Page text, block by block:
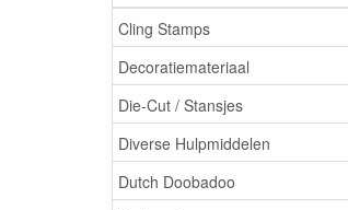
Cling Stamps
Decoratiemateriaal
Die-Cut / Stansjes
Diverse Hulpmiddelen
Dutch Doobadoo